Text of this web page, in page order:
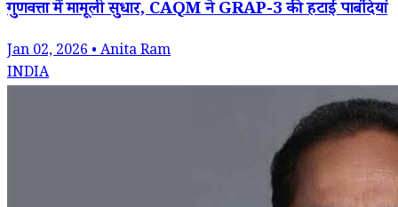
गुणवत्ता में मामूली सुधार, CAQM ने GRAP-3 की हटाईं पाबंदियां
Jan 02, 2026 • Anita Ram
INDIA